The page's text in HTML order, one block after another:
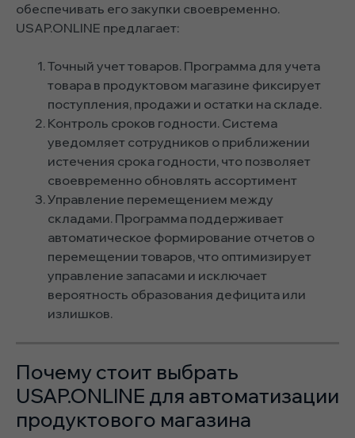
обеспечивать его закупки своевременно.
USAP.ONLINE предлагает:
Точный учет товаров. Программа для учета
товара в продуктовом магазине фиксирует
поступления, продажи и остатки на складе.
Контроль сроков годности. Система
уведомляет сотрудников о приближении
истечения срока годности, что позволяет
своевременно обновлять ассортимент
Управление перемещением между
складами. Программа поддерживает
автоматическое формирование отчетов о
перемещении товаров, что оптимизирует
управление запасами и исключает
вероятность образования дефицита или
излишков.
Почему стоит выбрать
USAP.ONLINE для автоматизации
продуктового магазина